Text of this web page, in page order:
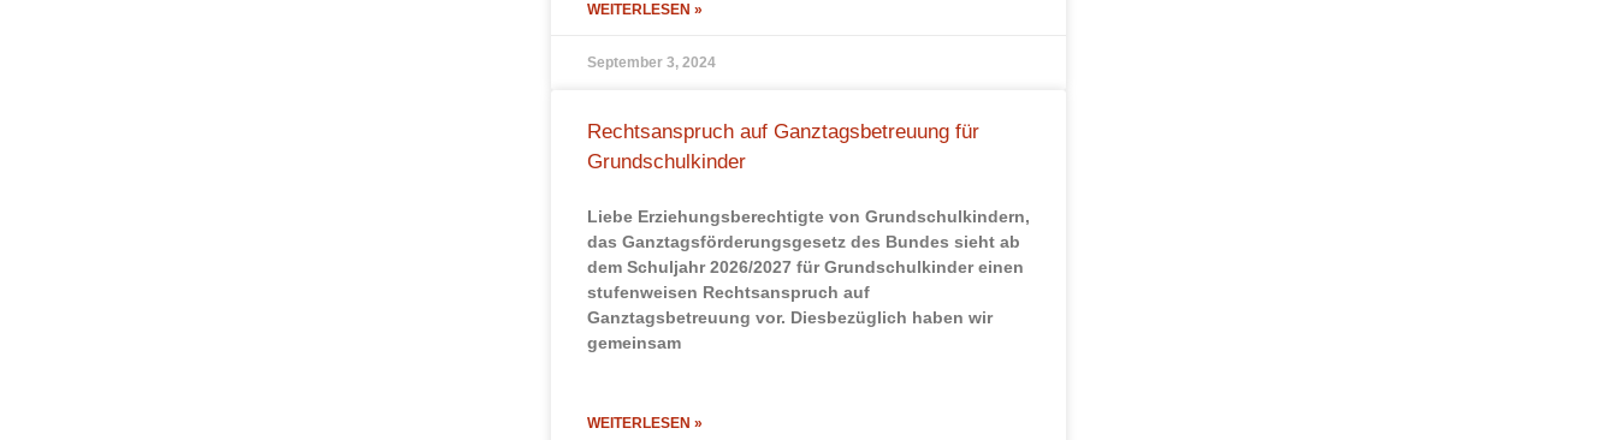
WEITERLESEN »
September 3, 2024
Rechtsanspruch auf Ganztagsbetreuung für
Grundschulkinder
Liebe Erziehungsberechtigte von Grundschulkindern,
das Ganztagsförderungsgesetz des Bundes sieht ab
dem Schuljahr 2026/2027 für Grundschulkinder einen
stufenweisen Rechtsanspruch auf
Ganztagsbetreuung vor. Diesbezüglich haben wir
gemeinsam
WEITERLESEN »